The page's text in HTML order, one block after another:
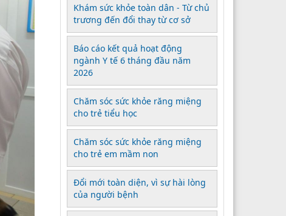
Khám sức khỏe toàn dân - Từ chủ
trương đến đổi thay từ cơ sở
Báo cáo kết quả hoạt động
ngành Y tế 6 tháng đầu năm
2026
Chăm sóc sức khỏe răng miệng
cho trẻ tiểu học
Chăm sóc sức khỏe răng miệng
cho trẻ em mầm non
Đổi mới toàn diện, vì sự hài lòng
của người bệnh